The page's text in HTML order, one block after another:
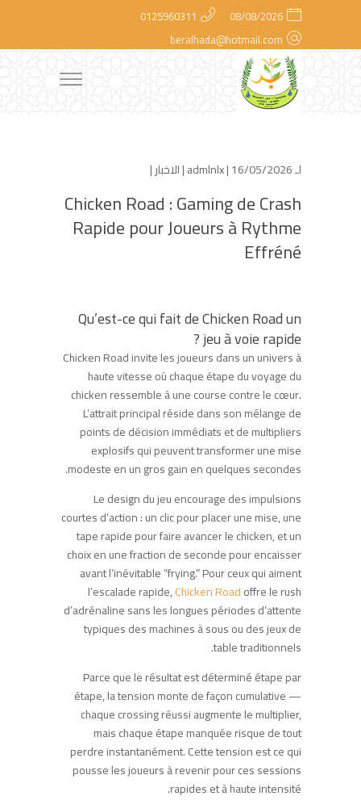
08/08/2026
0125960311
beralhada@hotmail.com
لـ admlnlx| 16/05/2026 | الاخبار|
Chicken Road : Gaming de Crash
Rapide pour Joueurs à Rythme
Effréné
Qu’est-ce qui fait de Chicken Road un
jeu à voie rapide ?
Chicken Road invite les joueurs dans un univers à
haute vitesse où chaque étape du voyage du
chicken ressemble à une course contre le cœur.
L’attrait principal réside dans son mélange de
points de décision immédiats et de multipliers
explosifs qui peuvent transformer une mise
modeste en un gros gain en quelques secondes.
Le design du jeu encourage des impulsions
courtes d’action : un clic pour placer une mise, une
tape rapide pour faire avancer le chicken, et un
choix en une fraction de seconde pour encaisser
avant l’inévitable “frying.” Pour ceux qui aiment
l’escalade rapide,Chicken Roadoffre le rush
d’adrénaline sans les longues périodes d’attente
typiques des machines à sous ou des jeux de
table traditionnels.
Parce que le résultat est déterminé étape par
étape, la tension monte de façon cumulative —
chaque crossing réussi augmente le multiplier,
mais chaque étape manquée risque de tout
perdre instantanément. Cette tension est ce qui
pousse les joueurs à revenir pour ces sessions
rapides et à haute intensité.